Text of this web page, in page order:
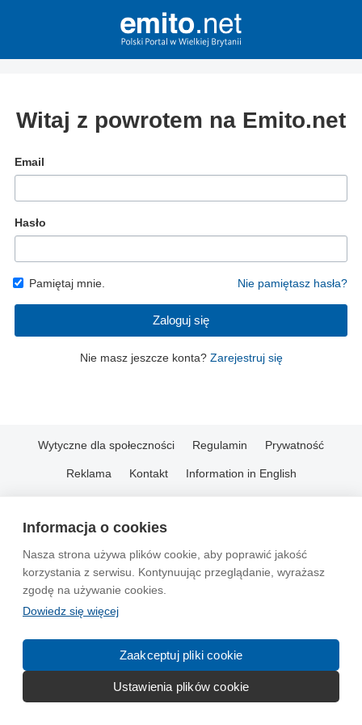
Informacja o cookies
Nasza strona używa plików cookie, aby poprawić jakość
korzystania z serwisu. Kontynuując przeglądanie, wyrażasz
zgodę na używanie cookies.
Dowiedz się więcej
Zaakceptuj pliki cookie
Ustawienia plików cookie
Witaj z powrotem na Emito.net
Email
Hasło
Pamiętaj mnie. Nie pamiętasz hasła?
Zaloguj się
Nie masz jeszcze konta? Zarejestruj się
Wytyczne dla społeczności Regulamin Prywatność
Reklama Kontakt Information in English